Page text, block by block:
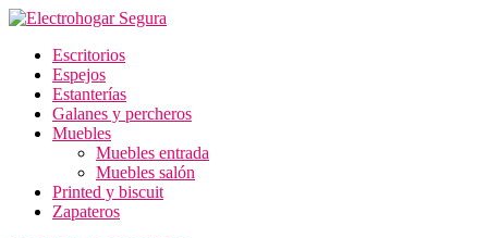
Escritorios
Espejos
Estanterías
Galanes y percheros
Muebles
Muebles entrada
Muebles salón
Printed y biscuit
Zapateros